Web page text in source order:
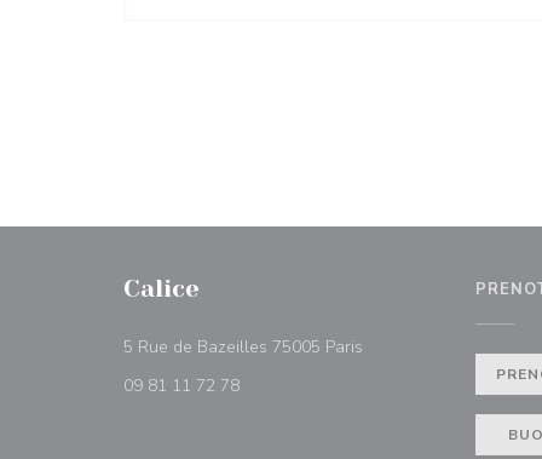
Calice
5 Rue de Bazeilles 75005 Paris
09 81 11 72 78